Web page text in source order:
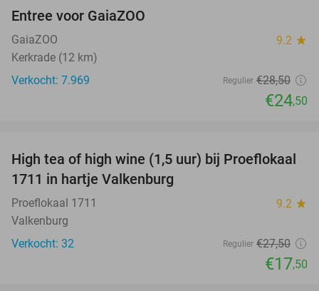
Entree voor GaiaZOO
GaiaZOO 9.2 star
Kerkrade (12 km)
Verkocht: 7.969
Regulier €28,50
€24,50
36%
High tea of high wine (1,5 uur) bij Proeflokaal
1711 in hartje Valkenburg
Proeflokaal 1711 9.2 star
Valkenburg
Verkocht: 32
Regulier €27,50
€17,50